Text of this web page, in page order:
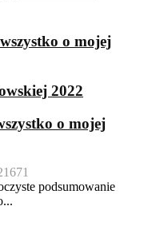
o mojej
2022
o mojej
1671
podsumowanie